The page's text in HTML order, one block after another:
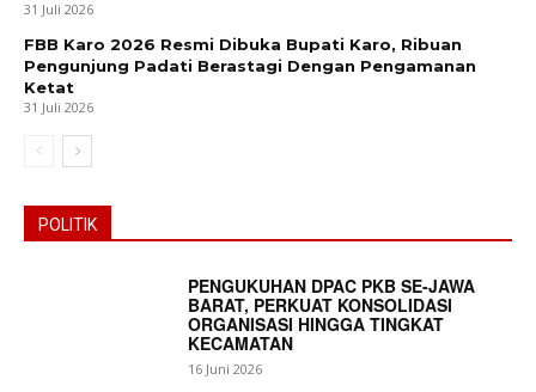
News Week
Magazine PRO
31 Juli 2026
FBB Karo 2026 Resmi Dibuka Bupati Karo, Ribuan
Pengunjung Padati Berastagi Dengan Pengamanan
Ketat
31 Juli 2026
POLITIK
PENGUKUHAN DPAC PKB SE-JAWA
BARAT, PERKUAT KONSOLIDASI
ORGANISASI HINGGA TINGKAT
KECAMATAN
16 Juni 2026